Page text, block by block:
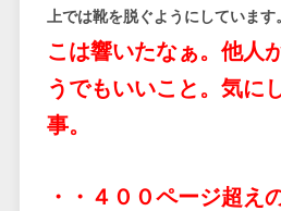
上では靴を脱ぐようにしています
こは響いたなぁ。他人
うでもいいこと。気に
事。
・・４００ページ超え